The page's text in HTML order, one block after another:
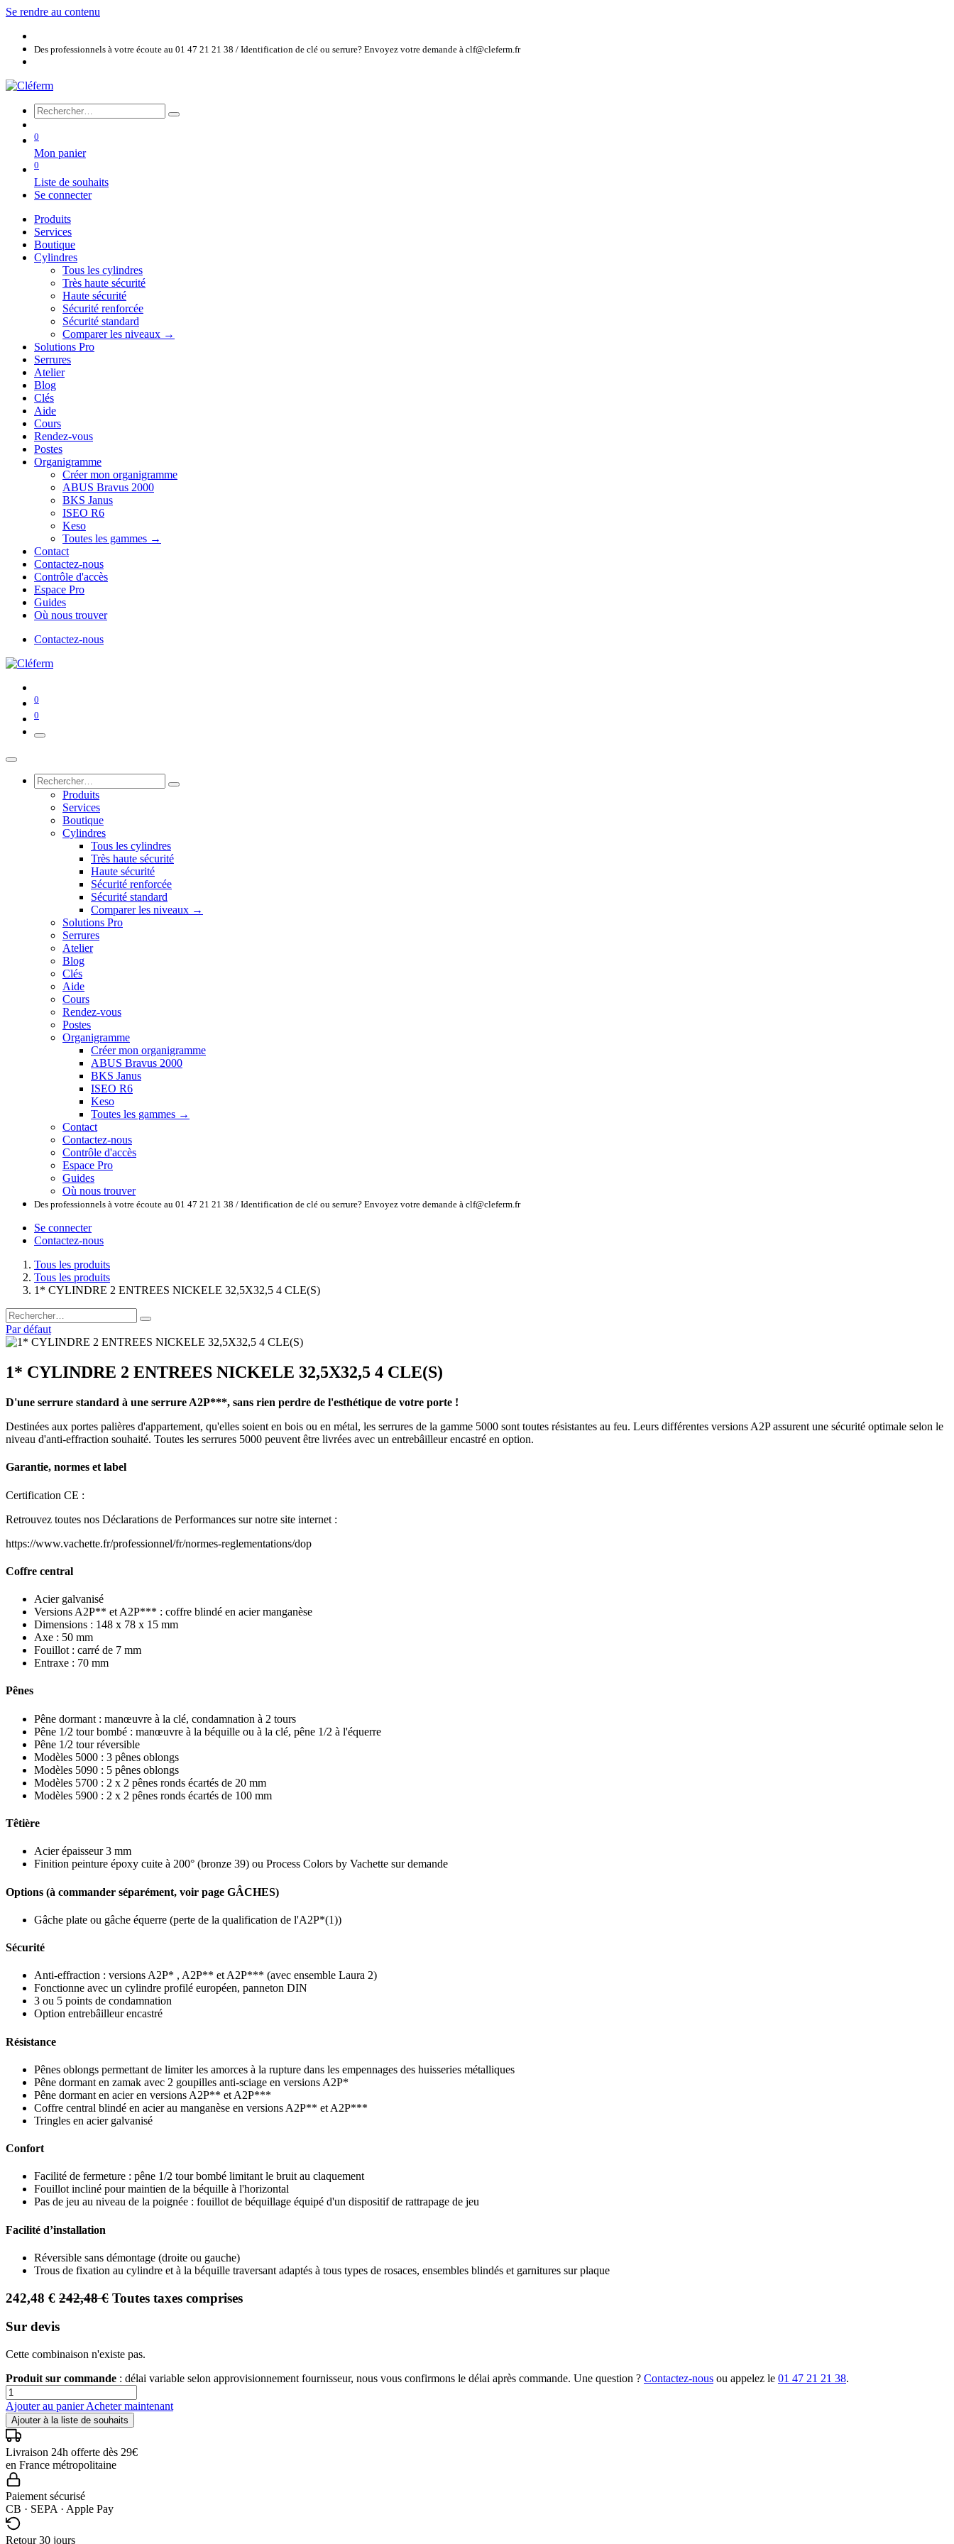
Se rendre au contenu
Des professionnels à votre écoute au 01 47 21 21 38 / Identification de clé ou serrure? Envoyez votre demande à clf@cleferm.fr
0
Mon panier
0
Liste de souhaits
Se connecter
Produits
Services
Boutique
Cylindres
Tous les cylindres
Très haute sécurité
Haute sécurité
Sécurité renforcée
Sécurité standard
Comparer les niveaux →
Solutions Pro
Serrures
Atelier
Blog
Clés
Aide
Cours
Rendez-vous
Postes
Organigramme
Créer mon organigramme
ABUS Bravus 2000
BKS Janus
ISEO R6
Keso
Toutes les gammes →
Contact
Contactez-nous
Contrôle d'accès
Espace Pro
Guides
Où nous trouver
Contactez-nous
0
0
Produits
Services
Boutique
Cylindres
Tous les cylindres
Très haute sécurité
Haute sécurité
Sécurité renforcée
Sécurité standard
Comparer les niveaux →
Solutions Pro
Serrures
Atelier
Blog
Clés
Aide
Cours
Rendez-vous
Postes
Organigramme
Créer mon organigramme
ABUS Bravus 2000
BKS Janus
ISEO R6
Keso
Toutes les gammes →
Contact
Contactez-nous
Contrôle d'accès
Espace Pro
Guides
Où nous trouver
Des professionnels à votre écoute au 01 47 21 21 38 / Identification de clé ou serrure? Envoyez votre demande à clf@cleferm.fr
Se connecter
Contactez-nous
Tous les produits
Tous les produits
1* CYLINDRE 2 ENTREES NICKELE 32,5X32,5 4 CLE(S)
Par défaut
1* CYLINDRE 2 ENTREES NICKELE 32,5X32,5 4 CLE(S)
D'une serrure standard à une serrure A2P***, sans rien perdre de l'esthétique de votre porte !
Destinées aux portes palières d'appartement, qu'elles soient en bois ou en métal, les serrures de la gamme 5000 sont toutes résistantes au feu. Leurs différentes versions A2P assurent une sécurité optimale selon le
niveau d'anti-effraction souhaité. Toutes les serrures 5000 peuvent être livrées avec un entrebâilleur encastré en option.
Garantie, normes et label
Certification CE :
Retrouvez toutes nos Déclarations de Performances sur notre site internet :
https://www.vachette.fr/professionnel/fr/normes-reglementations/dop
Coffre central
Acier galvanisé
Versions A2P** et A2P*** : coffre blindé en acier manganèse
Dimensions : 148 x 78 x 15 mm
Axe : 50 mm
Fouillot : carré de 7 mm
Entraxe : 70 mm
Pênes
Pêne dormant : manœuvre à la clé, condamnation à 2 tours
Pêne 1/2 tour bombé : manœuvre à la béquille ou à la clé, pêne 1/2 à l'équerre
Pêne 1/2 tour réversible
Modèles 5000 : 3 pênes oblongs
Modèles 5090 : 5 pênes oblongs
Modèles 5700 : 2 x 2 pênes ronds écartés de 20 mm
Modèles 5900 : 2 x 2 pênes ronds écartés de 100 mm
Têtière
Acier épaisseur 3 mm
Finition peinture époxy cuite à 200° (bronze 39) ou Process Colors by Vachette sur demande
Options (à commander séparément, voir page GÂCHES)
Gâche plate ou gâche équerre (perte de la qualification de l'A2P*(1))
Sécurité
Anti-effraction : versions A2P* , A2P** et A2P*** (avec ensemble Laura 2)
Fonctionne avec un cylindre profilé européen, panneton DIN
3 ou 5 points de condamnation
Option entrebâilleur encastré
Résistance
Pênes oblongs permettant de limiter les amorces à la rupture dans les empennages des huisseries métalliques
Pêne dormant en zamak avec 2 goupilles anti-sciage en versions A2P*
Pêne dormant en acier en versions A2P** et A2P***
Coffre central blindé en acier au manganèse en versions A2P** et A2P***
Tringles en acier galvanisé
Confort
Facilité de fermeture : pêne 1/2 tour bombé limitant le bruit au claquement
Fouillot incliné pour maintien de la béquille à l'horizontal
Pas de jeu au niveau de la poignée : fouillot de béquillage équipé d'un dispositif de rattrapage de jeu
Facilité d’installation
Réversible sans démontage (droite ou gauche)
Trous de fixation au cylindre et à la béquille traversant adaptés à tous types de rosaces, ensembles blindés et garnitures sur plaque
242,48 € 242,48€ Toutes taxes comprises
Sur devis
Cette combinaison n'existe pas.
Produit sur commande : délai variable selon approvisionnement fournisseur, nous vous confirmons le délai après commande. Une question ? Contactez-nous ou appelez le 01 47 21 21 38.
Ajouter au panierAcheter maintenant
Ajouter à la liste de souhaits
Livraison 24h offerte dès 29€
en France métropolitaine
Paiement sécurisé
CB · SEPA · Apple Pay
Retour 30 jours